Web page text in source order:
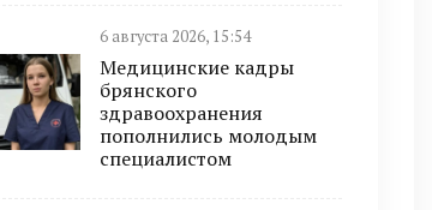
6 августа 2026, 15:54
Медицинские кадры
брянского
здравоохранения
пополнились молодым
специалистом